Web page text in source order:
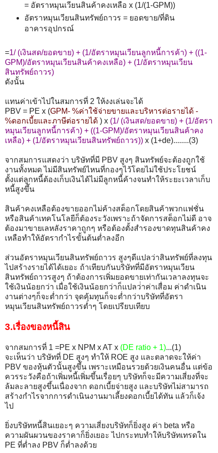
= อัตราหมุนเวียนสินค้าคงเหลือ x (1/(1-GPM))
อัตราหมุนเวียนสินทรัพย์ถาวร = ยอดขาย/ที่ดิน
อาคารอุปกรณ์
=1/ (เงินสด/ยอดขาย) + (1/อัตราหมุนเวียนลูกหนี้การค้า) + ((1-
GPM)/อัตราหมุนเวียนสินค้าคงเหลือ) + (1/อัตราหมุนเวียน
สินทรัพย์ถาวร)
ดังนั้น
แทนค่าเข้าไปในสมการที่ 2 ให้งงเล่นจะได้
PBV = PE x (GPM- %ค่าใช้จ่ายขายและบริหารต่อรายได้ -
%ดอกเบี้ยและภาษีต่อรายได้ ) x (1/ (เงินสด/ยอดขาย) + (1/อัตรา
หมุนเวียนลูกหนี้การค้า) + ((1-GPM)/อัตราหมุนเวียนสินค้าคง
เหลือ) + (1/อัตราหมุนเวียนสินทรัพย์ถาวร)) x (1+de)........(3)
จากสมการแสดงว่า บริษัทที่มี PBV สูงๆ สินทรัพย์จะต้องถูกใช้
งานทั้งหมด ไม่มีสินทรัพย์ไหนที่กองๆไว้โดยไม่ใช้ประโยชน์
ตั้งแต่ลูกหนี้ต้องเก็บเงินได้ไม่มีลูกหนี้ค้างจนทำให้ระยะเวลาเก็บ
หนี้สูงขึ้น
สินค้าคงเหลือต้องขายออกไม่ค้างสต็อกโดยสินค้าพวกแฟชั่น
หรือสินค้าเทคโนโลยีก็ต้องระวังเพราะถ้าจัดการสต็อกไม่ดี อาจ
ต้องมาขายเลหลังราคาถูกๆ หรือต้องตั้งสำรองขาดทุนสินค้าคง
เหลือทำให้อัตรากำไรขั้นต้นต่ำลงอีก
ส่วนอัตราหมุนเวียนสินทรัพย์ถาวร สูงๆดีแปลว่าสินทรัพย์ที่ลงทุน
ไปสร้างรายได้ได้เยอะ ถ้าเทียบกันบริษัทที่มีอัตราหมุนเวียน
สินทรัพย์ถาวรสูงๆ ถ้าต้องการเพิ่มยอดขายเท่ากันเวลาลงทุนจะ
ใช้เงินน้อยกว่า เมื่อใช้เงินน้อยกว่าก็แปลว่่าค่าเสื่อม ค่าดำเนิน
งานต่างๆก็จะต่ำกว่า จุดคุ้มทุนก็จะต่ำกว่าบริษัทที่อัตรา
หมุนเวียนสินทรัพย์ถาวรต่ำๆ โดยเปรียบเทียบ
3.เรื่องของหนี้สิน
จากสมการที่ 1 =PE x NPM x AT x (DE ratio + 1)...(1)
จะเห็นว่า บริษัทที่ DE สูงๆ ทำให้ ROE สูง และตลาดจะให้ค่า
PBV ของหุ้นตัวนั้นสูงขึ้น เพราะเหมือนรวยด้วยเงินคนอื่น แต่ข้อ
ควรระวังคือถ้าเพิ่มหนี้เพิ่มขึ้นเรื่อยๆ บริษัทก็จะมีความเสี่ยงที่จะ
ล้มละลายสูงขึ้นเนื่องจาก ดอกเบี้ยจ่ายสูง และบริษัทไม่สามารถ
สร้างกำไรจากการดำเนินงานมาเลี้ยงดอกเบี้ยได้ทัน แล้วก็เจ้ง
ไป
ยิ่งบริษัทหนี้สินเยอะๆ ความเสี่ยงบริษัทก็ยิ่งสูง ค่า beta หรือ
ความผันผวนของราคาก็ยิ่งเยอะ ไปกระทบทำให้บริษัทเทรดใน
PE ที่ต่ำลง PBV ก็ต่ำลงด้วย